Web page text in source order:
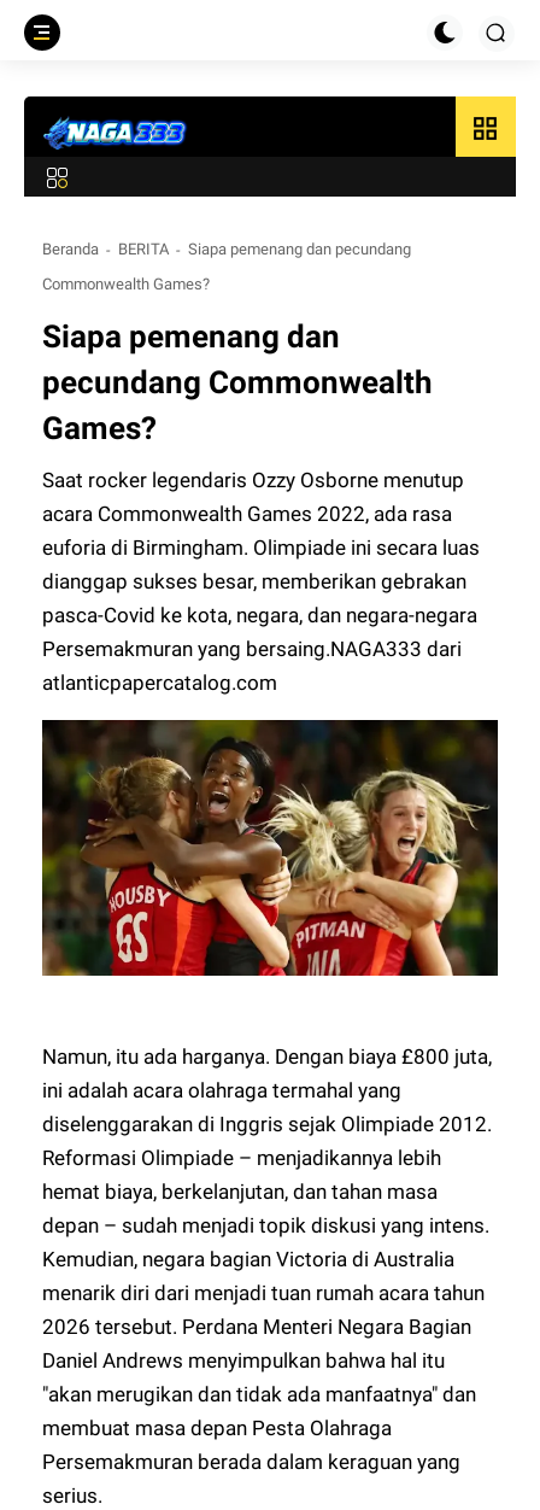
grid_view
Beranda BERITA
Siapa pemenang dan pecundang
Commonwealth Games?
Siapa pemenang dan
pecundang Commonwealth
Games?
Saat rocker legendaris Ozzy Osborne menutup
acara Commonwealth Games 2022, ada rasa
euforia di Birmingham. Olimpiade ini secara luas
dianggap sukses besar, memberikan gebrakan
pasca-Covid ke kota, negara, dan negara-negara
Persemakmuran yang bersaing.NAGA333dari
atlanticpapercatalog.com
Namun, itu ada harganya. Dengan biaya £800 juta,
ini adalah acara olahraga termahal yang
diselenggarakan di Inggris sejak Olimpiade 2012.
Reformasi Olimpiade – menjadikannya lebih
hemat biaya, berkelanjutan, dan tahan masa
depan – sudah menjadi topik diskusi yang intens.
Kemudian, negara bagian Victoria di Australia
menarik diri dari menjadi tuan rumah acara tahun
2026 tersebut. Perdana Menteri Negara Bagian
Daniel Andrews menyimpulkan bahwa hal itu
"akan merugikan dan tidak ada manfaatnya" dan
membuat masa depan Pesta Olahraga
Persemakmuran berada dalam keraguan yang
serius.